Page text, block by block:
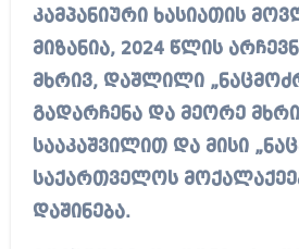
კამპანიური ხასიათის
მიზანია, 2024 წლის
მხრივ, დაშლილი
გადარჩენა და მეორე
სააკაშვილით და მისი
საქართველოს
დაშინება.